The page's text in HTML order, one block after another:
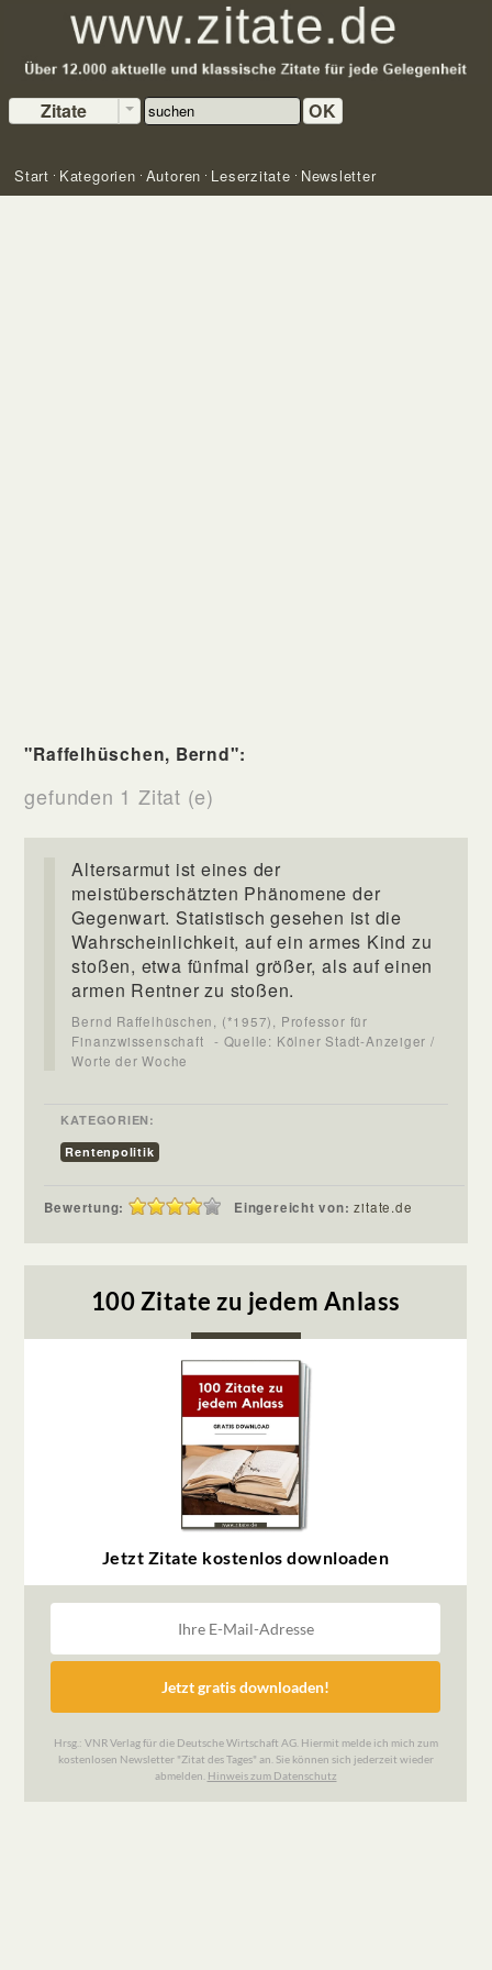
Zitate OK
Start Kategorien Autoren Leserzitate Newsletter
"Raffelhüschen, Bernd":
gefunden 1 Zitat (e)
Altersarmut ist eines der
meistüberschätzten Phänomene der
Gegenwart. Statistisch gesehen ist die
Wahrscheinlichkeit, auf ein armes Kind zu
stoßen, etwa fünfmal größer, als auf einen
armen Rentner zu stoßen.
Bernd Raffelhüschen, (*1957), Professor für
Finanzwissenschaft
- Quelle: Kölner Stadt-Anzeiger /
Worte der Woche
KATEGORIEN:
Rentenpolitik
Bewertung: Eingereicht von:zitate.de